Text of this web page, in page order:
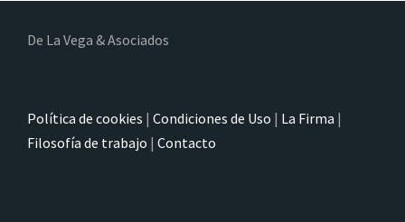
De La Vega & Asociados
Política de cookies | Condiciones de Uso | La Firma |
Filosofía de trabajo | Contacto